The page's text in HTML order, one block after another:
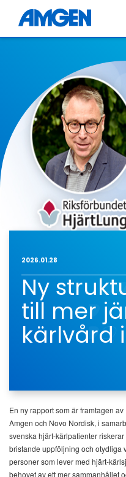
2026.01.28
Ny
till mer
kärlvård
En ny rapport som är framtagen
Amgen och Novo Nordisk, i
svenska hjärt-kärlpatienter
bristande uppföljning och otydliga
personer som lever med hjärt-
behovet av ett mer sammanhållet